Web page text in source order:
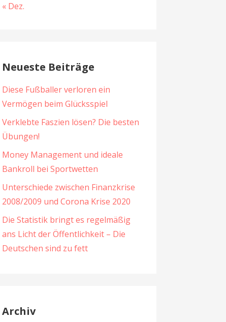
« Dez.
Neueste Beiträge
Diese Fußballer verloren ein
Vermögen beim Glücksspiel
Verklebte Faszien lösen? Die besten
Übungen!
Money Management und ideale
Bankroll bei Sportwetten
Unterschiede zwischen Finanzkrise
2008/2009 und Corona Krise 2020
Die Statistik bringt es regelmäßig
ans Licht der Öffentlichkeit – Die
Deutschen sind zu fett
Archiv